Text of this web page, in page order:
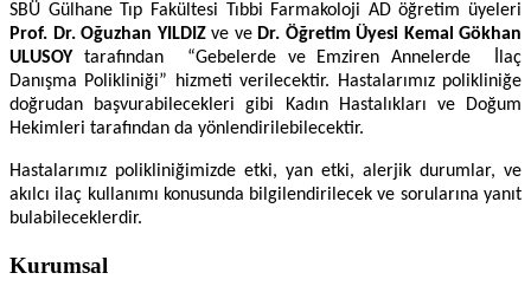
SBÜ Gülhane Tıp Fakültesi Tıbbi Farmakoloji AD öğretim üyeleri
Prof. Dr. Oğuzhan YILDIZve ve Dr. Öğretim Üyesi Kemal Gökhan
ULUSOY tarafından “Gebelerde ve Emziren Annelerde İlaç
Danışma Polikliniği” hizmeti verilecektir. Hastalarımız polikliniğe
doğrudan başvurabilecekleri gibi Kadın Hastalıkları ve Doğum
Hekimleri tarafından da yönlendirilebilecektir.
Hastalarımız polikliniğimizde etki, yan etki, alerjik durumlar, ve
akılcı ilaç kullanımı konusunda bilgilendirilecek ve sorularına yanıt
bulabileceklerdir.
Kurumsal